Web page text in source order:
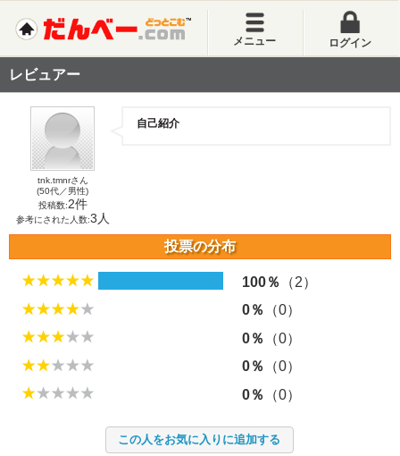
メニュー ログイン
レビュアー
tnk.tmnrさん
(50代／男性)
投稿数:2件
参考にされた人数:3人
自己紹介
投票の分布
100％
（2）
0％
（0）
0％
（0）
0％
（0）
0％
（0）